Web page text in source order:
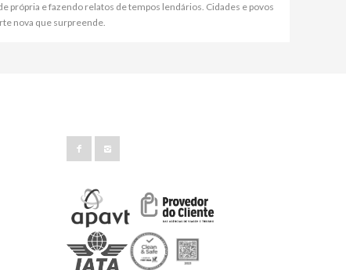
própria e fazendo relatos de tempos lendários. Cidades e povos
nova que surpreende.